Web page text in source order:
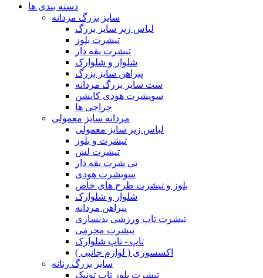
دسته بندی ها
سایز بزرگ مردانه
لباس زیر سایز بزرگ
تیشرت بلوز
تیشرت یقه دار
شلوار و شلوارک
پیراهن سایز بزرگ
ست سایز بزرگ مردانه
سویشرت هودی کاپشن
حراجی ها
مردانه سایز معمولی
لباس زیر سایز معمولی
تیشرت و بلوز
تیشرت لش
تی شرت یقه دار
سویشرت هودی
بلوز و تیشرت طرح های خاص
شلوار و شلوارک
پیراهن مردانه
تیشرت تاپ ورزشی بدنسازی
تیشرت محرمی
تاپ - تاپ شلوارک
اکسسوری ( لوازم جانبی )
سایز بزرگ زنانه
تیشرت بلوز تاپ تونیک